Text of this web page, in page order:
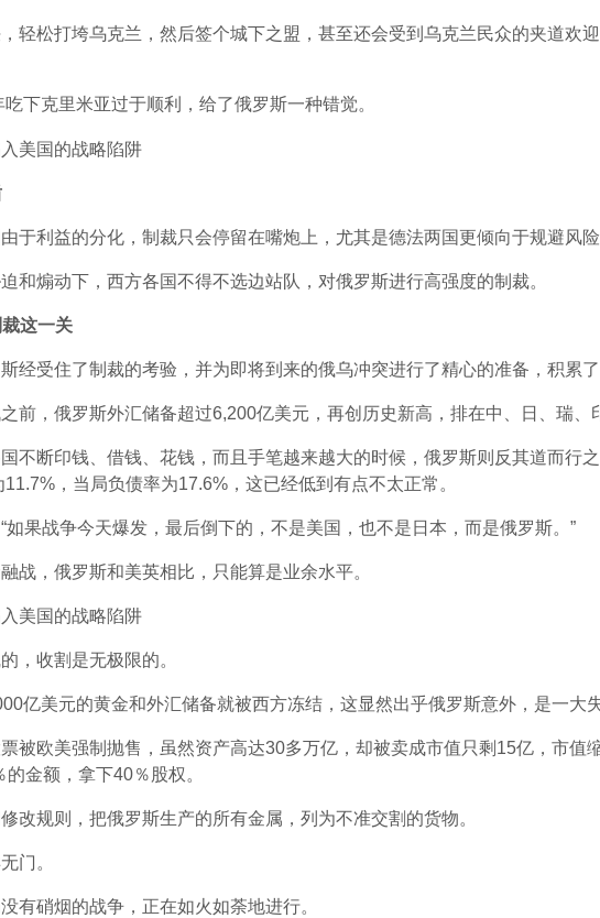
轻松打垮乌克兰，然后签个城下之盟，甚至还会受到乌克兰民众的夹道欢
下克里米亚过于顺利，给了俄罗斯一种错觉。
于利益的分化，制裁只会停留在嘴炮上，尤其是德法两国更倾向于规避风险
和煽动下，西方各国不得不选边站队，对俄罗斯进行高强度的制裁。
这一关
经受住了制裁的考验，并为即将到来的俄乌冲突进行了精心的准备，积累了
前，俄罗斯外汇储备超过6,200亿美元，再创历史新高，排在中、日、瑞、
不断印钱、借钱、花钱，而且手笔越来越大的时候，俄罗斯则反其道而行
，当局负债率为17.6%，这已经低到有点不太正常。
如果战争今天爆发，最后倒下的，不是美国，也不是日本，而是俄罗斯。”
战，俄罗斯和美英相比，只能算是业余水平。
，收割是无极限的。
亿美元的黄金和外汇储备就被西方冻结，这显然出乎俄罗斯意外，是一大失
被欧美强制抛售，虽然资产高达30多万亿，却被卖成市值只剩15亿，市值
金额，拿下40％股权。
改规则，把俄罗斯生产的所有金属，列为不准交割的货物。
门。
有硝烟的战争，正在如火如荼地进行。